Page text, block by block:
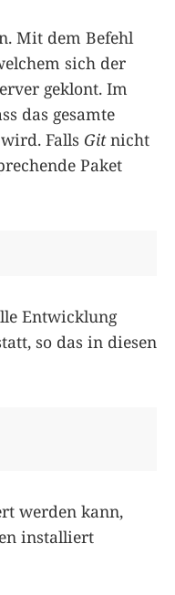
Mit dem Befehl
sich der
geklont. Im
das gesamte
Falls Gitnicht
Paket
Entwicklung
so das in diesen
werden kann,
installiert